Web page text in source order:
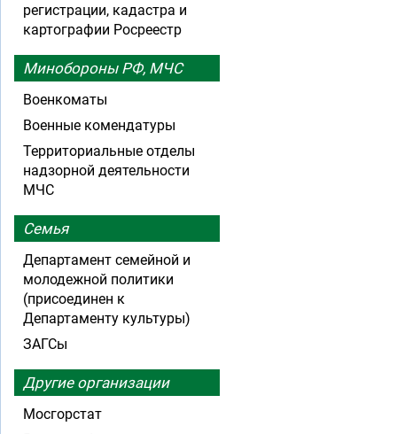
регистрации, кадастра и
картографии Росреестр
Минобороны РФ, МЧС
Военкоматы
Военные комендатуры
Территориальные отделы
надзорной деятельности
МЧС
Семья
Департамент семейной и
молодежной политики
(присоединен к
Департаменту культуры)
ЗАГСы
Другие организации
Мосгорстат